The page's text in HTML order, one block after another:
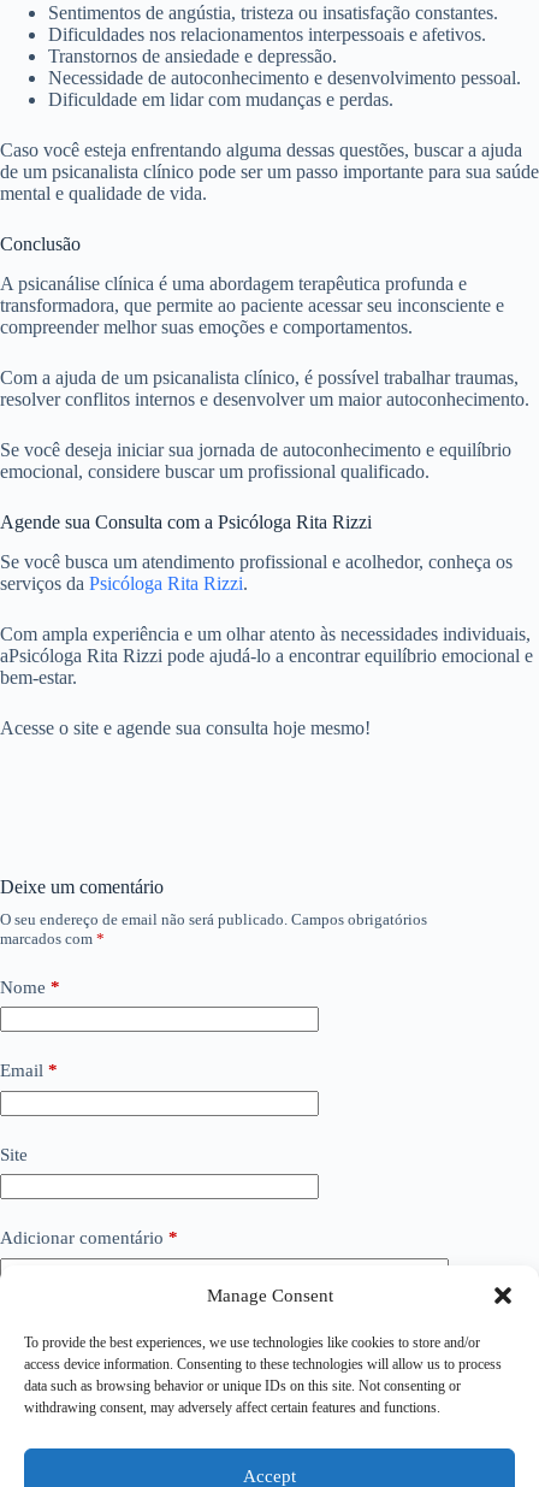
Manage Consent
To provide the best experiences, we use technologies like cookies to store and/or
access device information. Consenting to these technologies will allow us to process
data such as browsing behavior or unique IDs on this site. Not consenting or
withdrawing consent, may adversely affect certain features and functions.
Accept
Sentimentos de angústia, tristeza ou insatisfação constantes.
Dificuldades nos relacionamentos interpessoais e afetivos.
Transtornos de ansiedade e depressão.
Necessidade de autoconhecimento e desenvolvimento pessoal.
Dificuldade em lidar com mudanças e perdas.
Caso você esteja enfrentando alguma dessas questões, buscar a ajuda
de um psicanalista clínico pode ser um passo importante para sua saúde
mental e qualidade de vida.
Conclusão
A psicanálise clínica é uma abordagem terapêutica profunda e
transformadora, que permite ao paciente acessar seu inconsciente e
compreender melhor suas emoções e comportamentos.
Com a ajuda de um psicanalista clínico, é possível trabalhar traumas,
resolver conflitos internos e desenvolver um maior autoconhecimento.
Se você deseja iniciar sua jornada de autoconhecimento e equilíbrio
emocional, considere buscar um profissional qualificado.
Agende sua Consulta com a Psicóloga Rita Rizzi
Se você busca um atendimento profissional e acolhedor, conheça os
serviços da Psicóloga Rita Rizzi.
Com ampla experiência e um olhar atento às necessidades individuais,
aPsicóloga Rita Rizzi pode ajudá-lo a encontrar equilíbrio emocional e
bem-estar.
Acesse o site e agende sua consulta hoje mesmo!
Deixe um comentário
O seu endereço de email não será publicado. Campos obrigatórios
marcados com *
Nome *
Email *
Site
Adicionar comentário *